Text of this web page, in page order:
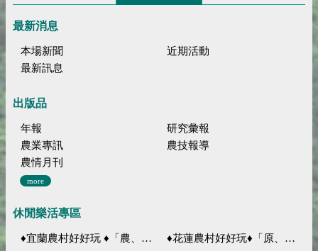
最新消息
本場新聞
近期活動
最新訊息
出版品
年報
研究彙報
農業專訊
農技報導
農情月刊
more
休閒樂活專區
♦宜蘭農村好好玩 ♦「農、藝、山、水」四條遊程推薦 ♦花蓮農村好好玩♦「原、生、慢、活」四條遊程推薦